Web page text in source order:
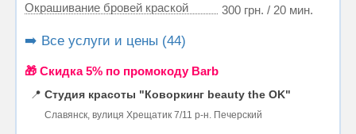
Окрашивание бровей краской
300 грн. / 20 мин.
➡️ Все услуги и цены (44)
🎁 Cкидка 5% по промокоду Barb
📍 Студия красоты "Коворкинг beauty the OK"
Славянск, вулиця Хрещатик 7/11 р-н. Печерский